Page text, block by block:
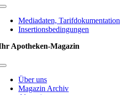
Toggle
NavigationMediadaten, Tarifdokumentation
Insertionsbedingungen
Apotheken-Magazin
Toggle
NavigationÜber uns
Magazin Archiv